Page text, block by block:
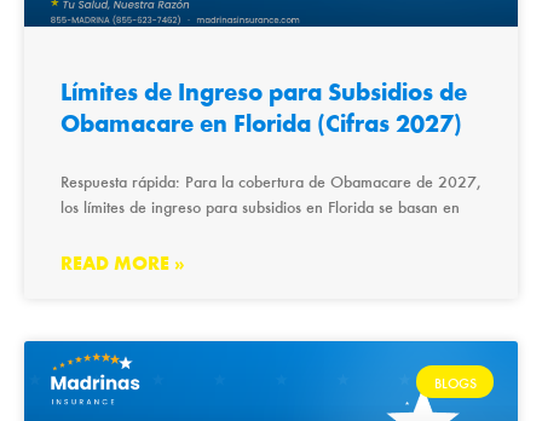
Límites de Ingreso para Subsidios de
Obamacare en Florida (Cifras 2027)
Respuesta rápida: Para la cobertura de Obamacare de 2027,
los límites de ingreso para subsidios en Florida se basan en
READ MORE »
BLOGS